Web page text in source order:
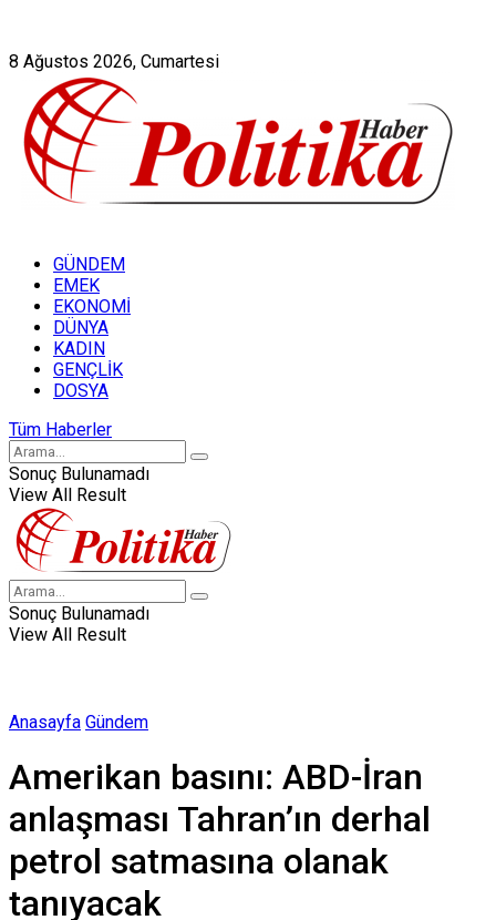
8 Ağustos 2026, Cumartesi
GÜNDEM
EMEK
EKONOMİ
DÜNYA
KADIN
GENÇLİK
DOSYA
Tüm Haberler
Sonuç Bulunamadı
View All Result
Sonuç Bulunamadı
View All Result
Anasayfa Gündem
Amerikan basını: ABD-İran
anlaşması Tahran’ın derhal
petrol satmasına olanak
tanıyacak